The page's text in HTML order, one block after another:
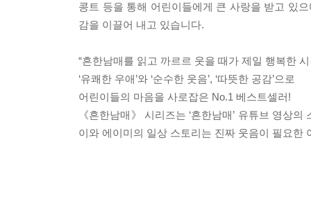
콩트 등을 통해 어린이들에게 큰 사랑을 받고 있
감을 이끌어 내고 있습니다.
“흔한남매를 읽고 까르르 웃을 때가 제일 행복한
‘유쾌한 우애’와 ‘순수한 웃음’, ‘따뜻한 공감’으로
어린이들의 마음을 사로잡은 No.1 베스트셀러!
《흔한남매》 시리즈는 ‘흔한남매’ 유튜브 영상
이와 에이미의 일상 스토리는 진짜 웃음이 필요